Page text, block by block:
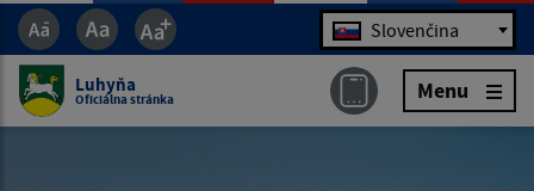
Jazyk Slovenčina
Luhyňa
Oficiálna stránka Menu